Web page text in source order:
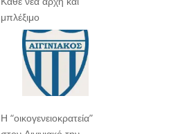
μπλέξιμο
Η “οικογενειοκρατεία”